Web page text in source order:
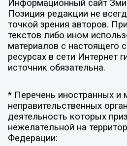
Информационный сайт
Позиция редакции не
точкой зрения авторов.
текстов либо ином
материалов с настоящего
ресурсах в сети Интернет
источник обязательна.
* Перечень иностранных
неправительственных
деятельность которых
нежелательной на
Федерации: